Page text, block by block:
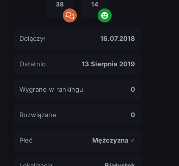
38 14
Dołączył 16.07.2018
Ostatnio 13 Sierpnia 2019
Wygrane w rankingu 0
Rozwiązane 0
Płeć Mężczyzna ♂